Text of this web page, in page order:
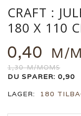
CRAFT :
180 X 110
0,40 M/
1,30M/MOMS
DU SPARER: 0,90
LAGER:
180